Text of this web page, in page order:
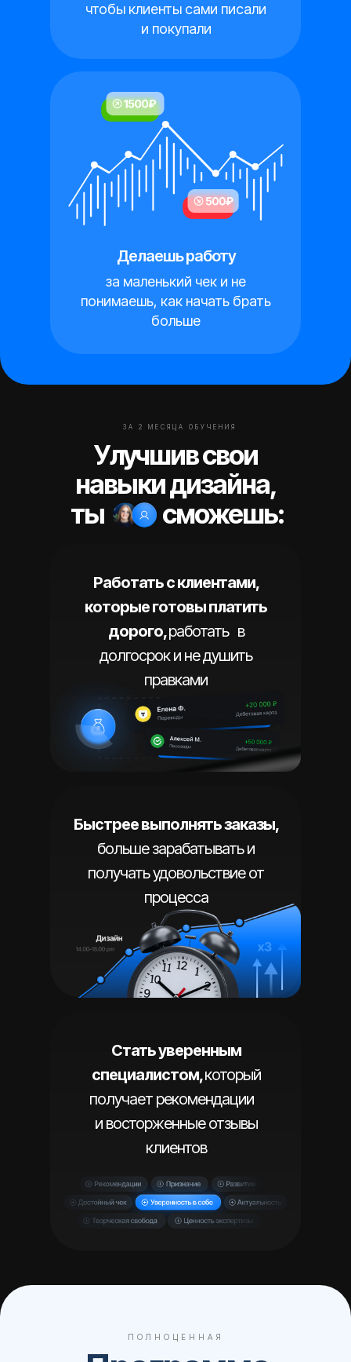
чтобы клиенты сами писали
и покупали
Делаешь работу
за маленький чек и не
понимаешь, как начать брать
больше
ЗА 2 МЕСЯЦА ОБУЧЕНИЯ
Улучшив свои
навыки дизайна,
ты
сможешь:
Стать уверенным
специалистом,который
получает рекомендации
и восторженные отзывы
клиентов
Быстрее выполнять заказы,
больше зарабатывать и
получать удовольствие от
процесса
Работать с клиентами,
которые готовы платить
дорого,работать в
долгосрок и не душить
правками
ПОЛНОЦЕННАЯ
20 УРОКОВ